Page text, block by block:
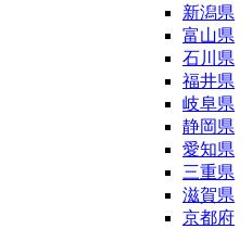
新潟県
富山県
石川県
福井県
岐阜県
静岡県
愛知県
三重県
滋賀県
京都府